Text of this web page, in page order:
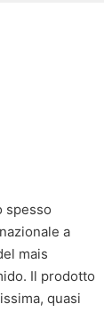
spesso
a
mais
Il prodotto
quasi